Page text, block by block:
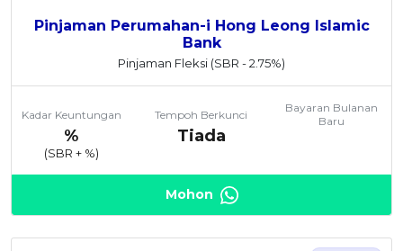
Pinjaman Perumahan-i Hong Leong Islamic
Bank
Pinjaman Fleksi (SBR - 2.75%)
Kadar Keuntungan
%
(SBR + %)
Tempoh Berkunci
Tiada
Bayaran Bulanan
Baru
Mohon